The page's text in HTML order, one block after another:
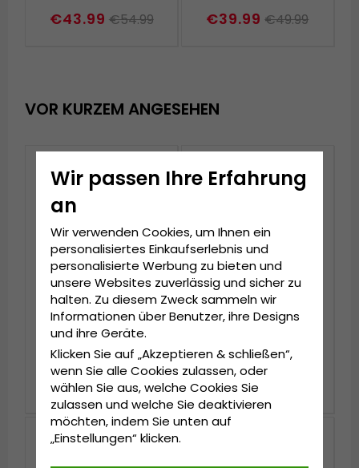
€43.99 €54.99 €39.99 €49.99
VOR KURZEM ANGESEHEN
Hüte - Gårda
(dunkel natur)
€39.99
(natur)
€59.99
Wir passen Ihre Erfahrung
an
Wir verwenden Cookies, um Ihnen ein
personalisiertes Einkaufserlebnis und
personalisierte Werbung zu bieten und
unsere Websites zuverlässig und sicher zu
halten. Zu diesem Zweck sammeln wir
Informationen über Benutzer, ihre Designs
und ihre Geräte.
Klicken Sie auf „Akzeptieren & schließen“,
wenn Sie alle Cookies zulassen, oder
wählen Sie aus, welche Cookies Sie
zulassen und welche Sie deaktivieren
möchten, indem Sie unten auf
„Einstellungen“ klicken.